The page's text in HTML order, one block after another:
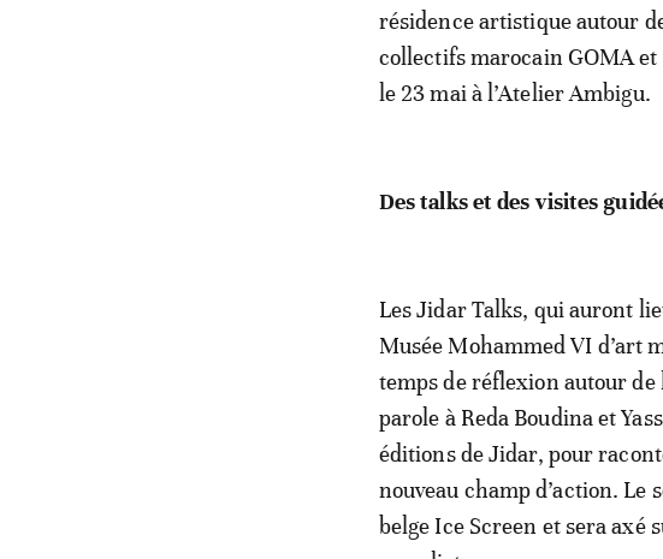
résidence artistique autour
collectifs marocain GOMA et
le 23 mai à l’Atelier Ambigu.
Des talks et des visites
Les Jidar Talks, qui auront
Musée Mohammed VI d’art
temps de réflexion autour
parole à Reda Boudina et
éditions de Jidar, pour
nouveau champ d’action.
belge Ice Screen et sera axé